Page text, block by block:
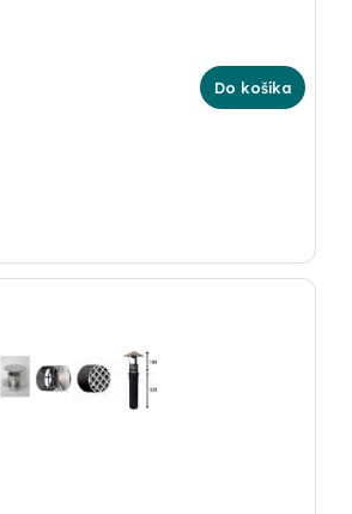
Do košíka